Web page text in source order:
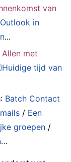
van
in
...
met
tijd van
: Batch Contact
/ Een
groepen /
…